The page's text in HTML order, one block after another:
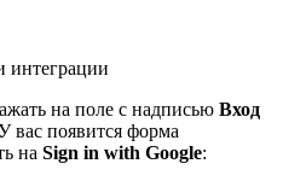
интеграции
на поле с надписью Вход
вас появится форма
на Sign in with Google: